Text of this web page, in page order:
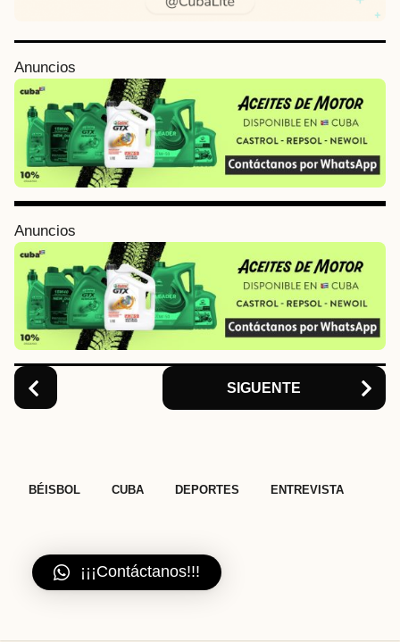
Anuncios
Anuncios
P
o
P
a
g
i
n
o
n
SIGUENTE
BÉISBOL CUBA DEPORTES ENTREVISTA
¡¡¡Contáctanos!!!